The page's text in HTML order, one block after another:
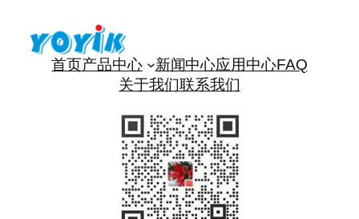
首页产品中心 新闻中心应用中心FAQ
关于我们联系我们